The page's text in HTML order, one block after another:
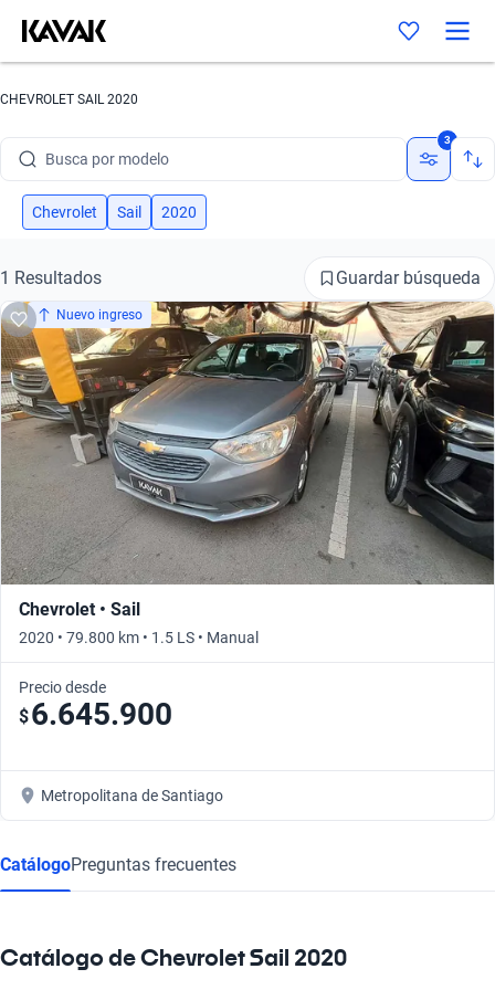
CHEVROLET SAIL 2020
Busca por modelo
Busca por versión
Busca por marca
Busca por modelo
Busca por versión
Busca por año
3
Chevrolet Sail 2020
1 Resultados Guardar búsqueda
Nuevo ingreso
Chevrolet • Sail
2020 • 79.800 km • 1.5 LS • Manual
Precio desde
$6.645.900
Metropolitana de Santiago
CatálogoPreguntas frecuentes
Catálogo de Chevrolet Sail 2020